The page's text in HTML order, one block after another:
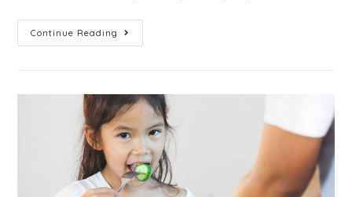
Continue Reading